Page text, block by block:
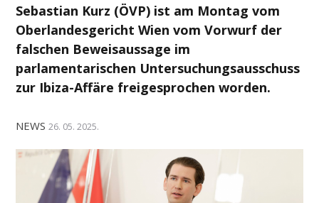
Sebastian Kurz (ÖVP) ist am Montag vom
Oberlandesgericht Wien vom Vorwurf der
falschen Beweisaussage im
parlamentarischen Untersuchungsausschuss
zur Ibiza-Affäre freigesprochen worden.
NEWS 26. 05. 2025.